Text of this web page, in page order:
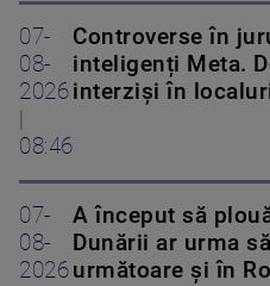
07-
08-
2026
08:46
Controverse în
inteligenți Meta.
interziși în
07-
08-
2026
A început să
Dunării ar urma
următoare și în